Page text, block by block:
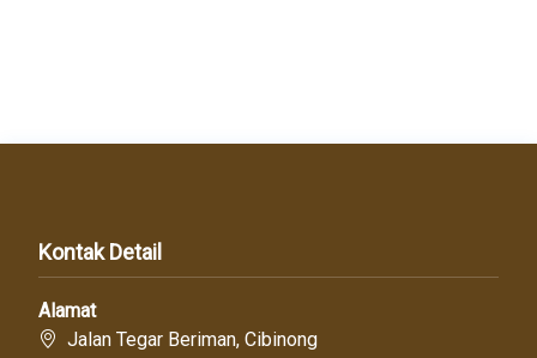
Kontak Detail
Alamat
Jalan Tegar Beriman, Cibinong